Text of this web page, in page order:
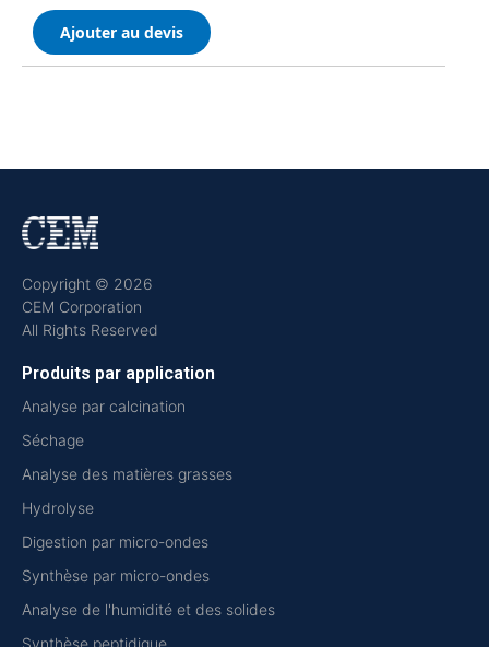
Ajouter au devis
Copyright © 2026
CEM Corporation
All Rights Reserved
Produits par application
Analyse par calcination
Séchage
Analyse des matières grasses
Hydrolyse
Digestion par micro-ondes
Synthèse par micro-ondes
Analyse de l'humidité et des solides